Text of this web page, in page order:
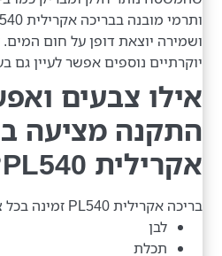
ושמירה יוצאת דופן על חום המים.
יוקרתיים נוספים אפשר לעיין גם
אילו צבעים
התקנה מציעה
אקרילית PL540?
בריכה אקרילית PL540 זמינה בכל צבעי הסדרה המובילים:
לבן
תכלת